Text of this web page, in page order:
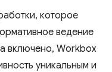
которое
ведение
включено, Workbox
уникальным и